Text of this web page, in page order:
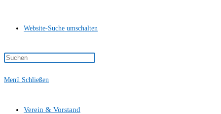
Website-Suche umschalten
Menü Schließen
Verein & Vorstand